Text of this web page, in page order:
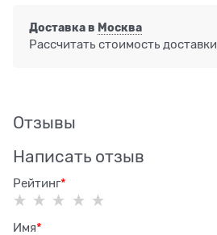
Доставка в Москва
Рассчитать стоимость доставки
Отзывы
Написать отзыв
Рейтинг
Имя